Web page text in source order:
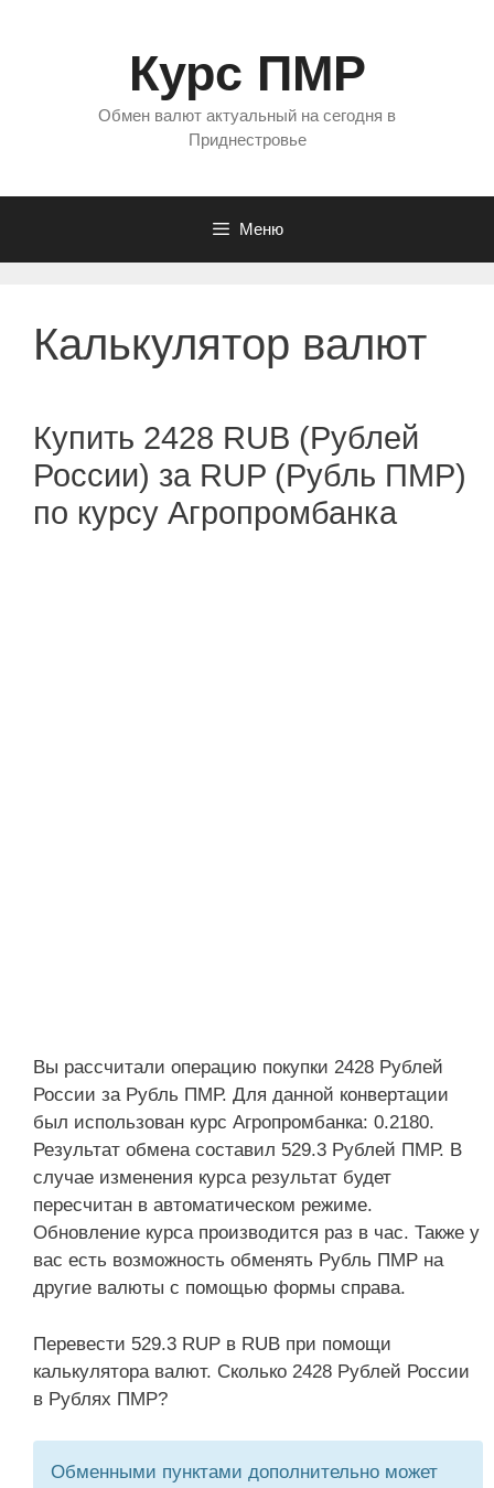
Курс ПМР
Обмен валют актуальный на сегодня в
Приднестровье
Меню
Калькулятор валют
Купить 2428 RUB (Рублей
России) за RUP (Рубль ПМР)
по курсу Агропромбанка
Вы рассчитали операцию покупки 2428 Рублей
России за Рубль ПМР. Для данной конвертации
был использован курс Агропромбанка: 0.2180.
Результат обмена составил 529.3 Рублей ПМР. В
случае изменения курса результат будет
пересчитан в автоматическом режиме.
Обновление курса производится раз в час. Также у
вас есть возможность обменять Рубль ПМР на
другие валюты с помощью формы справа.
Перевести 529.3 RUP в RUB при помощи
калькулятора валют. Сколько 2428 Рублей России
в Рублях ПМР?
Обменными пунктами дополнительно может